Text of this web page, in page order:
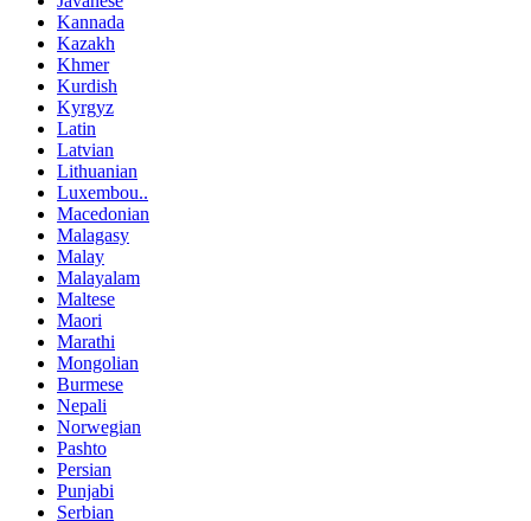
Kannada
Kazakh
Khmer
Kurdish
Kyrgyz
Latin
Latvian
Lithuanian
Luxembou..
Macedonian
Malagasy
Malay
Malayalam
Maltese
Maori
Marathi
Mongolian
Burmese
Nepali
Norwegian
Pashto
Persian
Punjabi
Serbian